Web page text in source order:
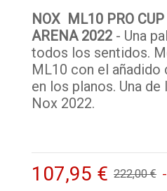
NOX ML10 PRO
ARENA 2022 - Una
todos los sentidos.
ML10 con el añadido
en los planos. Una de
Nox 2022.
107,95 € 222,00 €